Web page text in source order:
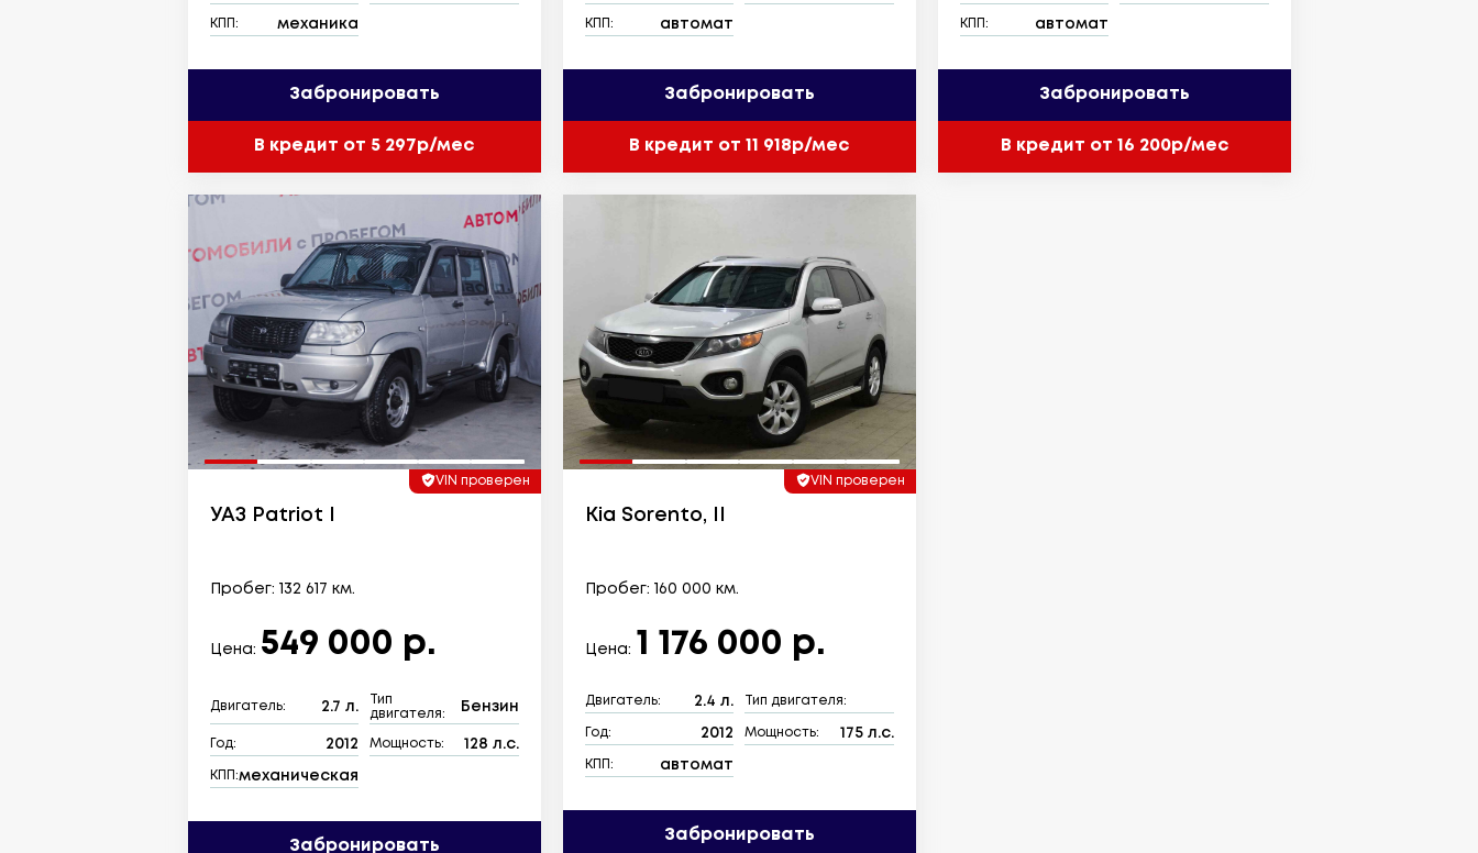
КПП: механика
Забронировать
В кредит от 5 297р/мес
КПП: автомат
Забронировать
В кредит от 11 918р/мес
КПП: автомат
Забронировать
В кредит от 16 200р/мес
VIN проверен
УАЗ Patriot I
Пробег: 132 617 км.
Цена: 549 000 р.
Двигатель: 2.7 л.
Тип
двигателя:
Бензин
Год: 2012 Мощность: 128 л.с.
КПП:механическая
Забронировать
VIN проверен
Kia Sorento, II
Пробег: 160 000 км.
Цена: 1 176 000 р.
Двигатель: 2.4 л. Тип двигателя:
Год: 2012 Мощность: 175 л.с.
КПП: автомат
Забронировать